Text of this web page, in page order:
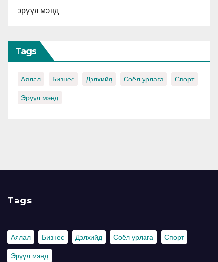
эрүүл мэнд
Tags
Аялал Бизнес Дэлхийд Соёл урлага Спорт
Эрүүл мэнд
Tags
Аялал Бизнес Дэлхийд Соёл урлага Спорт
Эрүүл мэнд